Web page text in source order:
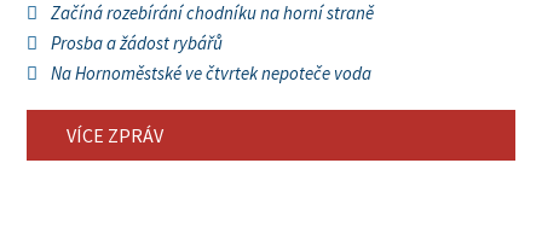
Začíná rozebírání chodníku na horní straně
Prosba a žádost rybářů
Na Hornoměstské ve čtvrtek nepoteče voda
VÍCE ZPRÁV